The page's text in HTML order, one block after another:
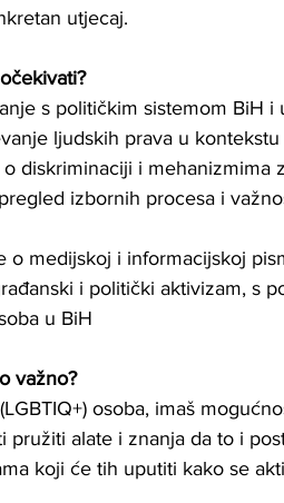
utjecaj.
s političkim sistemom BiH i
ljudskih prava u
diskriminaciji i mehanizmima
izbornih procesa i
o medijskoj i informacijskoj
i politički aktivizam, s
u BiH
važno?
osoba, imaš
pružiti alate i znanja da to i
koji će tih uputiti kako se